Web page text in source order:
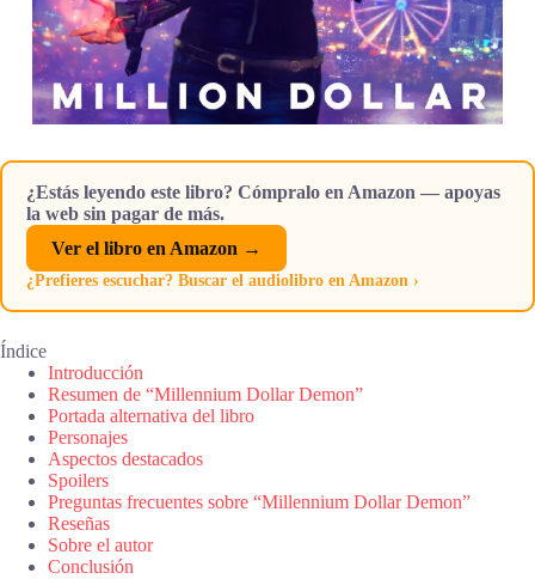
¿Estás leyendo este libro? Cómpralo en Amazon — apoyas
la web sin pagar de más.
Ver el libro en Amazon →
¿Prefieres escuchar? Buscar el audiolibro en Amazon ›
Índice
Introducción
Resumen de “Millennium Dollar Demon”
Portada alternativa del libro
Personajes
Aspectos destacados
Spoilers
Preguntas frecuentes sobre “Millennium Dollar Demon”
Reseñas
Sobre el autor
Conclusión